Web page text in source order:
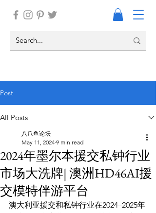
Post
All Posts
2024年墨尔本援交私钟行业
市场大洗牌| 澳洲HD46AI援
交模特伴游平台
八爪鱼论坛
May 11, 2024 9 min read
澳大利亚援交和私钟行业在2024–2025年